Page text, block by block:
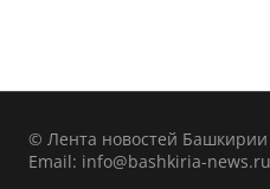
© Лента новостей Башкирии
Email: info@bashkiria-news.ru